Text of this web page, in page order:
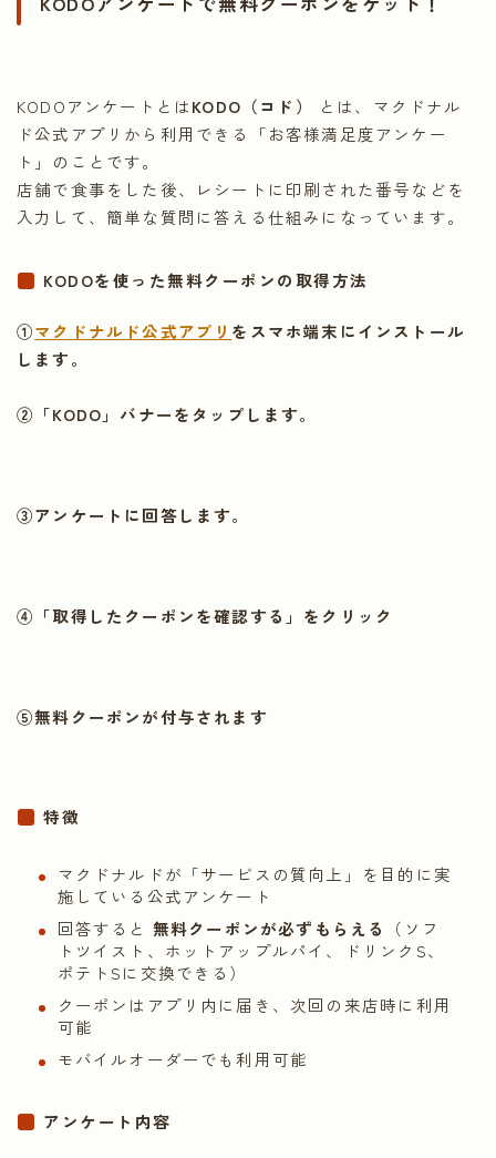
KODOアンケートとはKODO（コド）
とは、マクドナル
ド公式アプリから利用できる「お客様満足度アンケー
ト」のことです。
店舗で食事をした後、レシートに印刷された番号などを
入力して、簡単な質問に答える仕組みになっています。
KODOを使った無料クーポンの取得方法
①マクドナルド公式アプリ をスマホ端末にインストール
します。
②「KODO」バナーをタップします。
③アンケートに回答します。
④「取得したクーポンを確認する」をクリック
⑤無料クーポンが付与されます
特徴
マクドナルドが「サービスの質向上」を目的に実
施している公式アンケート
回答すると 無料クーポンが必ずもらえる
（ソフ
トツイスト、ホットアップルパイ、ドリンクS、
ポテトSに交換できる）
クーポンはアプリ内に届き、次回の来店時に利用
可能
モバイルオーダーでも利用可能
アンケート内容